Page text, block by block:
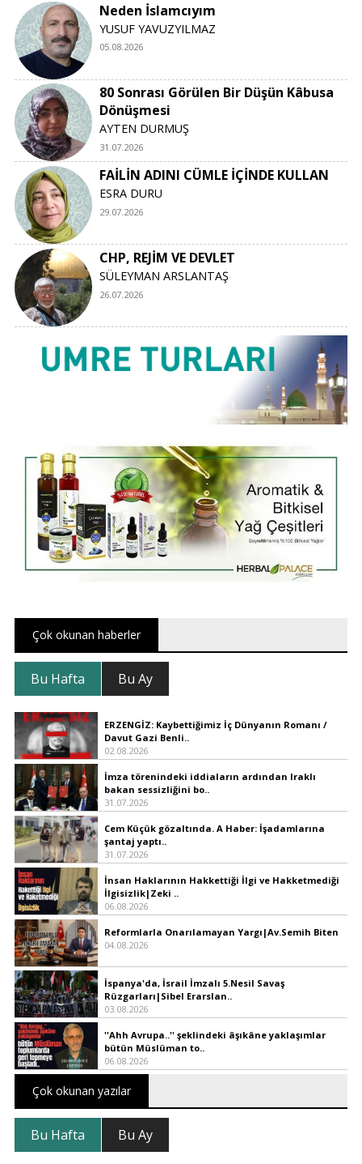
Neden İslamcıyım
YUSUF YAVUZYILMAZ
05.08.2026
80 Sonrası Görülen Bir Düşün Kâbusa
Dönüşmesi
AYTEN DURMUŞ
31.07.2026
FAİLİN ADINI CÜMLE İÇİNDE KULLAN
ESRA DURU
29.07.2026
CHP, REJİM VE DEVLET
SÜLEYMAN ARSLANTAŞ
26.07.2026
Çok okunan haberler
Bu Hafta Bu Ay
ERZENGİZ: Kaybettiğimiz İç Dünyanın Romanı /
Davut Gazi Benli..
02.08.2026
İmza törenindeki iddiaların ardından Iraklı
bakan sessizliğini bo..
31.07.2026
Cem Küçük gözaltında. A Haber: İşadamlarına
şantaj yaptı..
31.07.2026
İnsan Haklarının Hakkettiği İlgi ve Hakketmediği
İlgisizlik|Zeki ..
06.08.2026
Reformlarla Onarılamayan Yargı|Av.Semih Biten
04.08.2026
İspanya'da, İsrail İmzalı 5.Nesil Savaş
Rüzgarları|Sibel Erarslan..
03.08.2026
''Ahh Avrupa..'' şeklindeki âşıkâne yaklaşımlar
bütün Müslüman to..
06.08.2026
Çok okunan yazılar
Bu Hafta Bu Ay